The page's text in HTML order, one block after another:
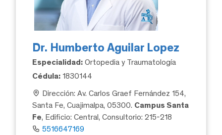
Dr. Humberto Aguilar Lopez
Especialidad: Ortopedia y Traumatología
Cédula: 1830144
Dirección: Av. Carlos Graef Fernández 154,
Santa Fe, Cuajimalpa, 05300. Campus Santa
Fe, Edificio: Central, Consultorio: 215-218
5516647169